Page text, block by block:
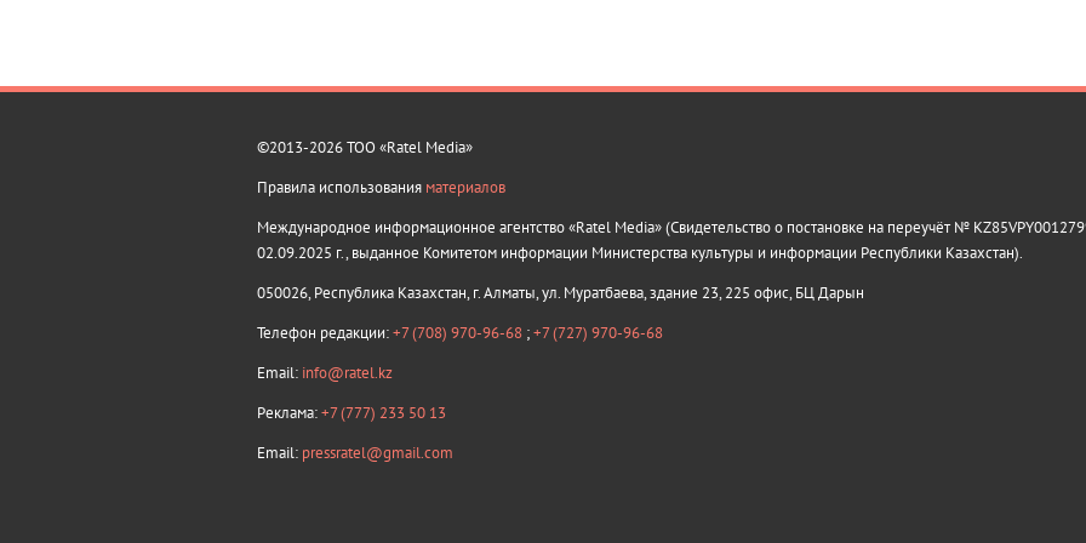
©2013-2026 ТОО «Ratel Media»
Правила использования материалов
Международное информационное агентство «Ratel Media» (Свидетельство о постановке на переучёт №
02.09.2025 г., выданное Комитетом информации Министерства культуры и информации Республики Казахстан).
050026, Республика Казахстан, г. Алматы, ул. Муратбаева, здание 23, 225 офис, БЦ Дарын
Телефон редакции:+7 (708) 970-96-68 ;+7 (727) 970-96-68
Email: info@ratel.kz
Реклама:+7 (777) 233 50 13
Email: pressratel@gmail.com